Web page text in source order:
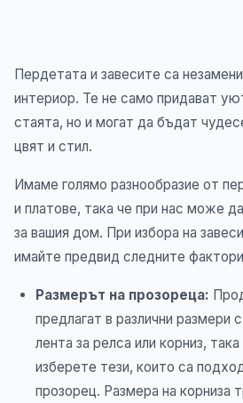
Пердетата и завесите са
интериор. Те не само придават
стаята, но и могат да бъдат
цвят и стил.
Имаме голямо разнообразие от
и платове, така че при нас може
за вашия дом. При избора на
имайте предвид следните
Размерът на прозореца:
предлагат в различни размери
лента за релса или корниз,
изберете тези, които са
прозорец. Размера на корниза